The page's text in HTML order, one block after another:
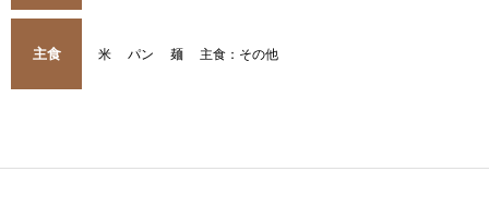
主食 米 パン 麺 主食：その他